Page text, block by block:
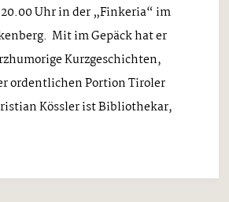
Uhr in der „Finkeria“ im
Mit im Gepäck hat er
Kurzgeschichten,
ordentlichen Portion Tiroler
Kössler ist Bibliothekar,